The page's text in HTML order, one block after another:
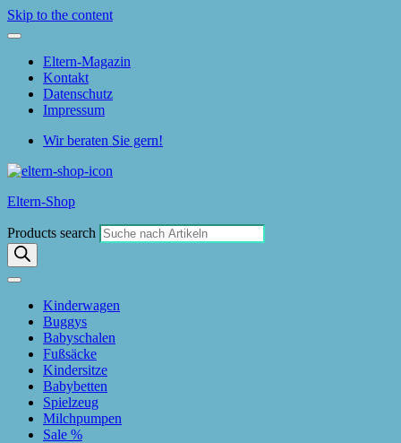
Skip to the content
Eltern-Magazin
Kontakt
Datenschutz
Impressum
Wir beraten Sie gern!
Eltern-Shop
Products search
Kinderwagen
Buggys
Babyschalen
Fußsäcke
Kindersitze
Babybetten
Spielzeug
Milchpumpen
Sale %